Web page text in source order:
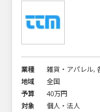
業種
雑貨・アパレル,
地域
全国
予算
40万円
対象
個人・法人